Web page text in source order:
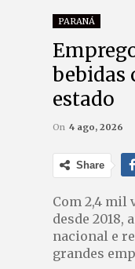
PARANÁ
bebidas
estado
On 4 ago, 2026
Share
Com 2,4 mil
desde
nacional e
grandes